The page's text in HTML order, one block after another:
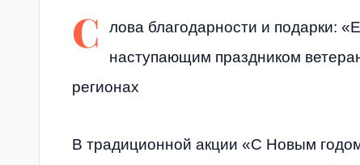
С
лова благодарности и подарки:
наступающим праздником
регионах
В традиционной акции «С Новым